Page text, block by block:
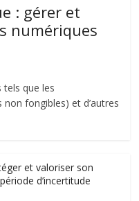
: gérer et
numériques
tels que les
fongibles) et d’autres
et valoriser son
d’incertitude